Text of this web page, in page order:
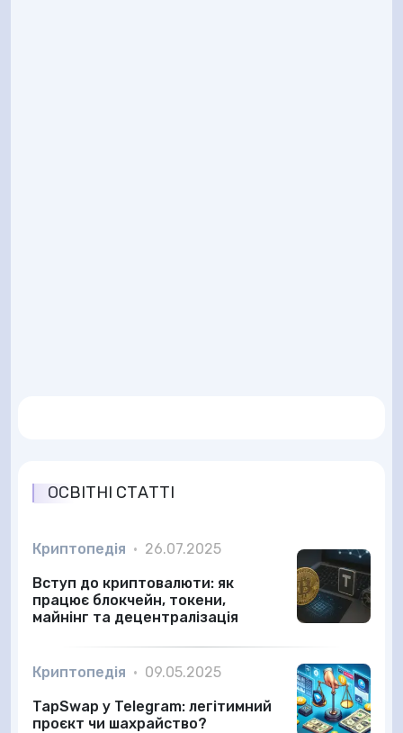
ОСВІТНІ СТАТТІ
Криптопедія • 26.07.2025
Вступ до криптовалюти: як
працює блокчейн, токени,
майнінг та децентралізація
Криптопедія • 09.05.2025
TapSwap у Telegram: легітимний
проєкт чи шахрайство?